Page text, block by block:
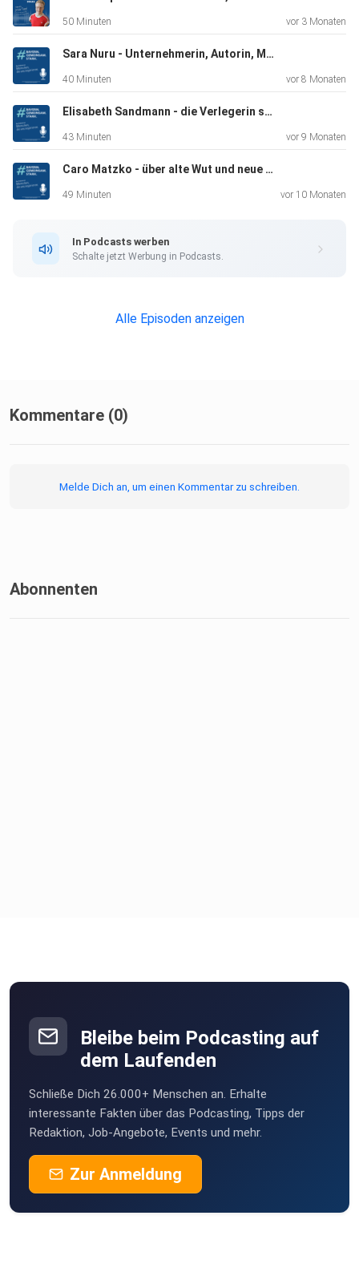
50 Minuten vor 3 Monaten
Sara Nuru - Unternehmerin, Autorin, Model - über ihren Einsatz für Frauen und ihren Weg zu ihrem Herzensprojekt
40 Minuten vor 8 Monaten
Elisabeth Sandmann - die Verlegerin spricht über weibliche Biografien, Mut und gesellschaftliches Engagement
43 Minuten vor 9 Monaten
Caro Matzko - über alte Wut und neue Wege
49 Minuten vor 10 Monaten
In Podcasts werben
Schalte jetzt Werbung in Podcasts.
Alle Episoden anzeigen
Kommentare (0)
Melde Dich an, um einen Kommentar zu schreiben.
Abonnenten
Bleibe beim Podcasting auf
dem Laufenden
Schließe Dich 26.000+ Menschen an. Erhalte
interessante Fakten über das Podcasting, Tipps der
Redaktion, Job-Angebote, Events und mehr.
Zur Anmeldung